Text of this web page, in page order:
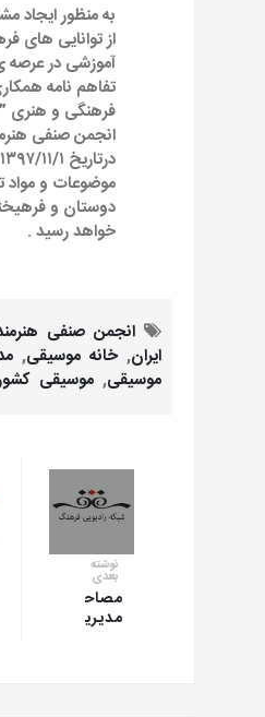
به منظور ایجاد
از توانایی های
آموزشی در
تفاهم نامه
فرهنگی و هنری
انجمن صنفی
موضوعات و مواد
دوستان و
خواهد رسید .
انجمن صنفی
ایران, خانه موسیقی,
موسیقی, موسیقی
نوشته
بعدی
مصاحبه
مدیریت